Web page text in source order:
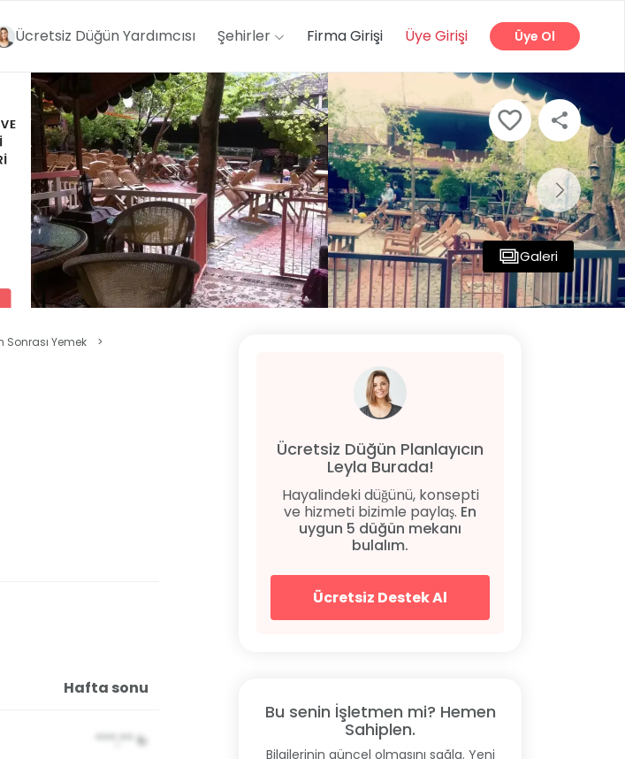
Ücretsiz Düğün Yardımcısı Şehirler Firma Girişi Üye Girişi Üye Ol
Galeri
Sonrası Yemek
>
Hafta sonu
***,** ₺
Ücretsiz Düğün Planlayıcın
Leyla Burada!
Hayalindeki düğünü, konsepti
ve hizmeti bizimle paylaş. En
uygun 5 düğün mekanı
bulalım.
Ücretsiz Destek Al
Bu senin İşletmen mi? Hemen
Sahiplen.
Bilgilerinin güncel olmasını sağla. Yeni